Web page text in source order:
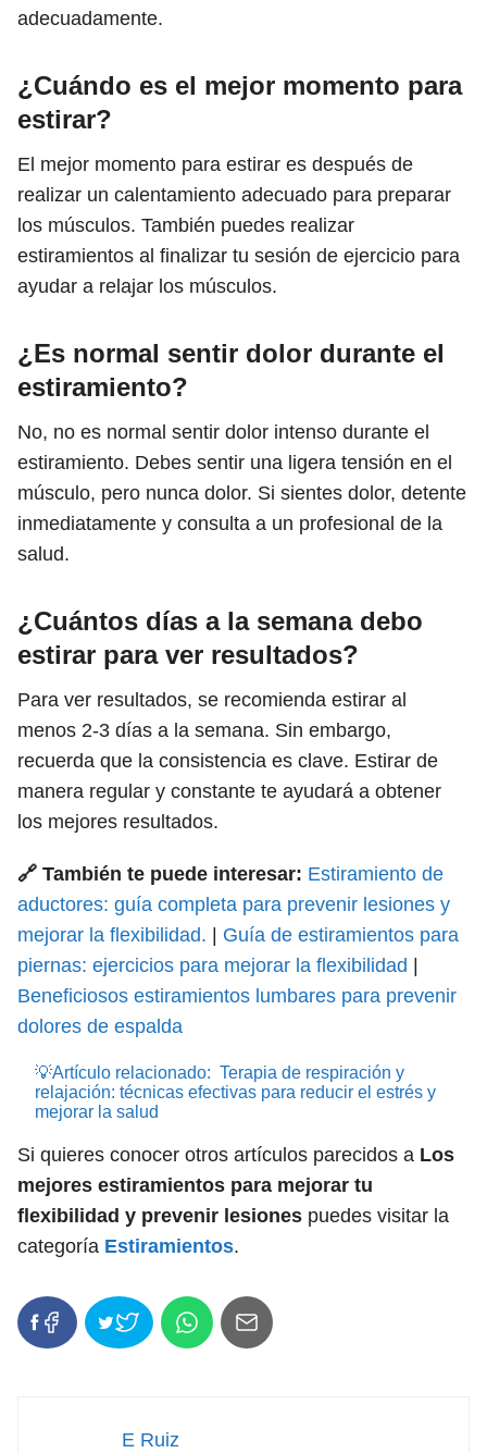
adecuadamente.
¿Cuándo es el mejor momento para
estirar?
El mejor momento para estirar es después de
realizar un calentamiento adecuado para preparar
los músculos. También puedes realizar
estiramientos al finalizar tu sesión de ejercicio para
ayudar a relajar los músculos.
¿Es normal sentir dolor durante el
estiramiento?
No, no es normal sentir dolor intenso durante el
estiramiento. Debes sentir una ligera tensión en el
músculo, pero nunca dolor. Si sientes dolor, detente
inmediatamente y consulta a un profesional de la
salud.
¿Cuántos días a la semana debo
estirar para ver resultados?
Para ver resultados, se recomienda estirar al
menos 2-3 días a la semana. Sin embargo,
recuerda que la consistencia es clave. Estirar de
manera regular y constante te ayudará a obtener
los mejores resultados.
🔗 También te puede interesar: Estiramiento de
aductores: guía completa para prevenir lesiones y
mejorar la flexibilidad.
Guía de estiramientos para
piernas: ejercicios para mejorar la flexibilidad
Beneficiosos estiramientos lumbares para prevenir
dolores de espalda
💡Artículo relacionado: Terapia de respiración y
relajación: técnicas efectivas para reducir el estrés y
mejorar la salud
Si quieres conocer otros artículos parecidos a Los
mejores estiramientos para mejorar tu
flexibilidad y prevenir lesiones puedes visitar la
categoría Estiramientos.
E Ruiz